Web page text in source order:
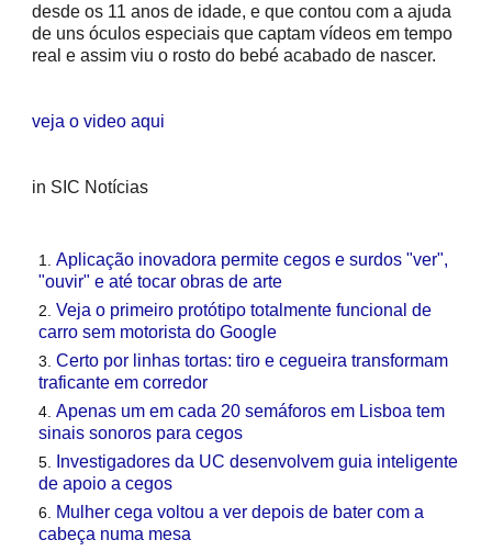
desde os 11 anos de idade, e que contou com a ajuda
de uns óculos especiais que captam vídeos em tempo
real e assim viu o rosto do bebé acabado de nascer.
veja o video aqui
in SIC Notícias
Aplicação inovadora permite cegos e surdos "ver",
"ouvir" e até tocar obras de arte
Veja o primeiro protótipo totalmente funcional de
carro sem motorista do Google
Certo por linhas tortas: tiro e cegueira transformam
traficante em corredor
Apenas um em cada 20 semáforos em Lisboa tem
sinais sonoros para cegos
Investigadores da UC desenvolvem guia inteligente
de apoio a cegos
Mulher cega voltou a ver depois de bater com a
cabeça numa mesa